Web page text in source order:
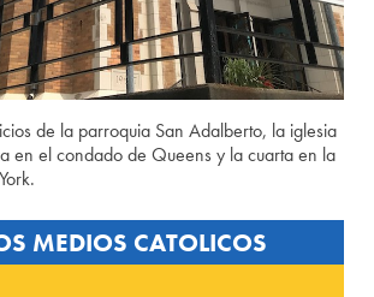
de la parroquia San Adalberto, la iglesia
en el condado de Queens y la cuarta en la
MEDIOS CATOLICOS